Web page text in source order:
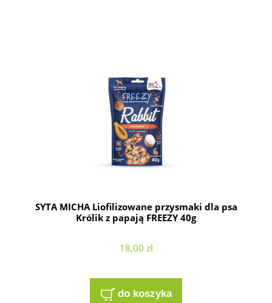
SYTA MICHA Liofilizowane przysmaki dla psa
Królik z papają FREEZY 40g
18,00 zł
do koszyka